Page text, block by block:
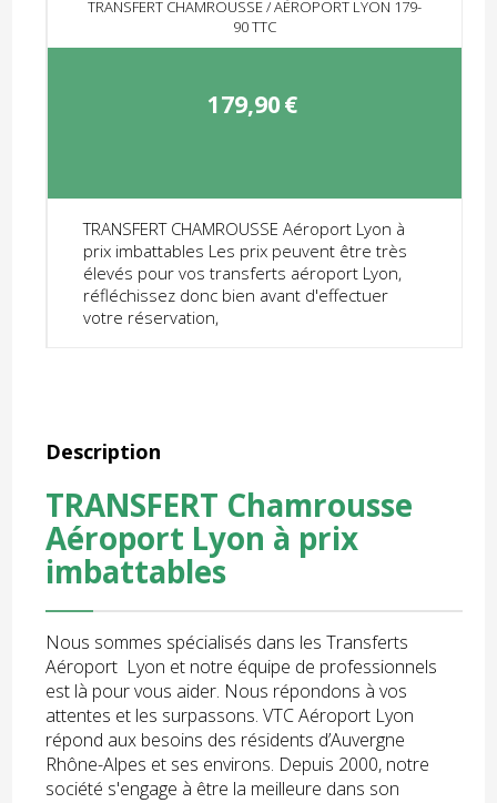
TRANSFERT CHAMROUSSE / AÉROPORT LYON 179-
90 TTC
179,90€
TRANSFERT CHAMROUSSE Aéroport Lyon à
prix imbattables Les prix peuvent être très
élevés pour vos transferts aéroport Lyon,
réfléchissez donc bien avant d'effectuer
votre réservation,
Description
TRANSFERT Chamrousse
Aéroport Lyon à prix
imbattables
Nous sommes spécialisés dans les Transferts
Aéroport Lyon et notre équipe de professionnels
est là pour vous aider. Nous répondons à vos
attentes et les surpassons. VTC Aéroport Lyon
répond aux besoins des résidents d’Auvergne
Rhône-Alpes et ses environs. Depuis 2000, notre
société s'engage à être la meilleure dans son